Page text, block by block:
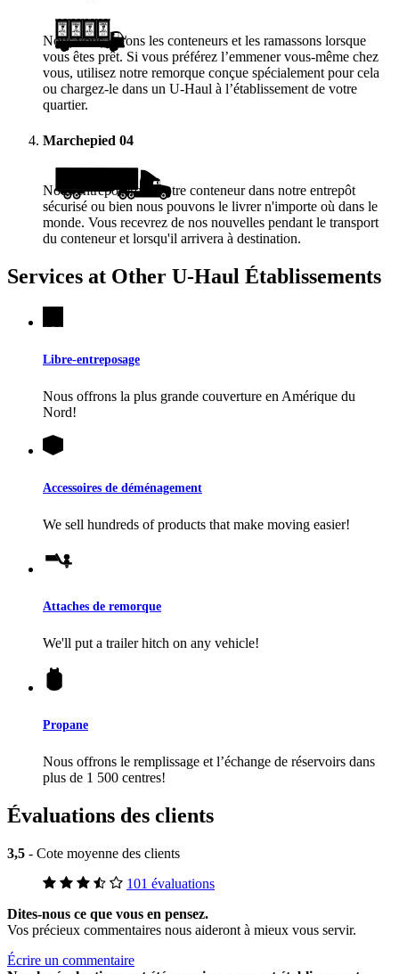
Nous vous livrons les conteneurs et les ramassons lorsque
vous êtes prêt. Si vous préférez l’emmener vous-même chez
vous, utilisez notre remorque conçue spécialement pour cela
ou chargez-le dans un U-Haul à l’établissement de votre
quartier.
Marchepied 04
Nous entreposerons votre conteneur dans notre entrepôt
sécurisé ou bien nous pouvons le livrer n'importe où dans le
monde. Vous recevrez de nos nouvelles pendant le transport
du conteneur et lorsqu'il arrivera à destination.
Services at Other U-Haul Établissements
Libre-entreposage
Nous offrons la plus grande couverture en Amérique du
Nord!
Accessoires de déménagement
We sell hundreds of products that make moving easier!
Attaches de remorque
We'll put a trailer hitch on any vehicle!
Propane
Nous offrons le remplissage et l’échange de réservoirs dans
plus de 1 500 centres!
Évaluations des clients
3,5 - Cote moyenne des clients
101 évaluations
Dites-nous ce que vous en pensez.
Vos précieux commentaires nous aideront à mieux vous servir.
Écrire un commentaire